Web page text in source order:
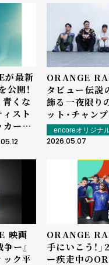
が最新
公開！
くな
スト
カーを
曲の
サ
ビー
！ 曲
」！
ORANGE
タビュー――伝
飾る⼀夜限り
ット・チャン
encoreオリジナ
2026.05.07
ー』
ック平
ORANGE
手にいこう！
ー疾走中の